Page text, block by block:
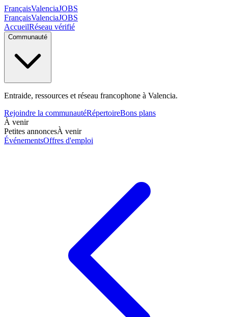
FrançaisValenciaJOBS
FrançaisValenciaJOBS
AccueilRéseau vérifié
Communauté
Entraide, ressources et réseau francophone à Valencia.
Rejoindre la communautéRépertoireBons plans
À venir
Petites annoncesÀ venir
ÉvénementsOffres d'emploi